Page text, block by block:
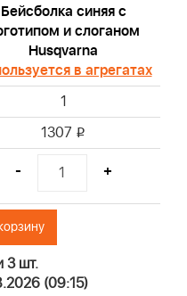
Бейсболка синяя с
и слоганом
Husqvarna
в агрегатах
1
1307 i
- +
3 шт.
(09:15)